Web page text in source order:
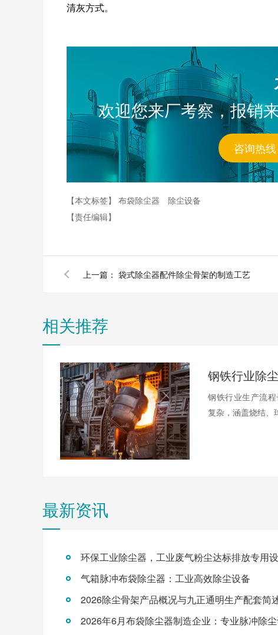
清灰方式。
欢迎您来厂考察，报销
咨询热线
【本文标签】 布袋除尘器
除尘设备
【责任编辑】
上一篇： 袋式除尘器配件除尘骨架的制造工艺
相关推荐
钢铁行业生产流
复杂，涵盖烧结、
最新资讯
环保工业除尘器，工业废气粉尘达标排放专用
气箱脉冲布袋除尘器：工业高效除尘设备
2026除尘骨架产品概况与九正通明生产配套简